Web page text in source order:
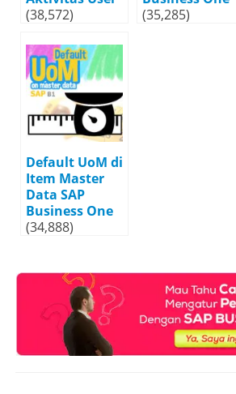
(38,572)
(35,285)
Default UoM di
Item Master
Data SAP
Business One
(34,888)